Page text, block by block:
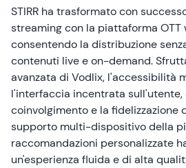
STIRR ha trasformato con
streaming con la piattaforma
consentendo la distribuzione
contenuti live e on-demand.
avanzata di Vodlix, l'accessibilità
l'interfaccia incentrata sull'utente,
coinvolgimento e la fidelizzazione
supporto multi-dispositivo della
raccomandazioni personalizzate
un'esperienza fluida e di alta